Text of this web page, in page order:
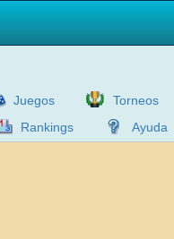
Juegos
Torneos
Rankings
Ayuda